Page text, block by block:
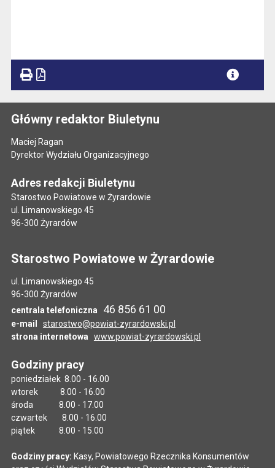
Główny redaktor Biuletynu
Maciej Ragan
Dyrektor Wydziału Organizacyjnego
Adres redakcji Biuletynu
Starostwo Powiatowe w Żyrardowie
ul. Limanowskiego 45
96-300 Żyrardów
Starostwo Powiatowe w Żyrardowie
ul. Limanowskiego 45
96-300 Żyrardów
centrala telefoniczna
46 856 61 00
e-mail
starostwo@powiat-zyrardowski.pl
strona internetowa
www.powiat-zyrardowski.pl
Godziny pracy
poniedziałek 8.00 - 16.00
wtorek 8.00 - 16.00
środa 8.00 - 17.00
czwartek 8.00 - 16.00
piątek 8.00 - 15.00
Godziny pracy: Kasy, Powiatowego Rzecznika Konsumentów